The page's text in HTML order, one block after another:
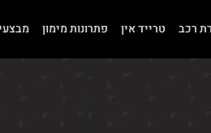
רכב טרייד אין פתרונות מימון